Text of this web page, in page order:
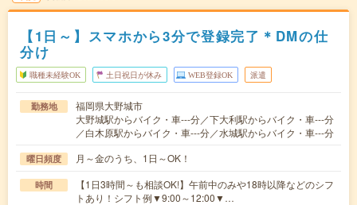
【1日～】スマホから3分で登録完了＊DMの仕
分け
職種未経験OK 土日祝日が休み WEB登録OK 派遣
勤務地
福岡県大野城市
大野城駅からバイク・車---分／下大利駅からバイク・車---分
／白木原駅からバイク・車---分／水城駅からバイク・車---分
曜日頻度 月～金のうち、1日～OK！
時間
【1日3時間～も相談OK!】午前中のみや18時以降などのシフ
トあり！シフト例▼9:00～12:00▼…